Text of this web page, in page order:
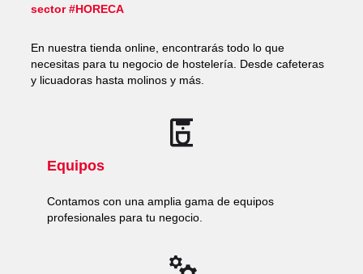
sector #HORECA
En nuestra tienda online, encontrarás todo lo que
necesitas para tu negocio de hostelería. Desde cafeteras
y licuadoras hasta molinos y más.
Equipos
Contamos con una amplia gama de equipos
profesionales para tu negocio.